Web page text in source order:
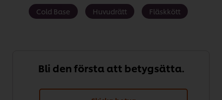
Cold Base Huvudrätt Fläskkött
Bli den första att betygsätta.